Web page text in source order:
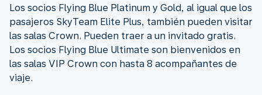
Los socios Flying Blue Platinum y Gold, al igual que los
pasajeros SkyTeam Elite Plus, también pueden visitar
las salas Crown. Pueden traer a un invitado gratis.
Los socios Flying Blue Ultimate son bienvenidos en
las salas VIP Crown con hasta 8 acompañantes de
viaje.